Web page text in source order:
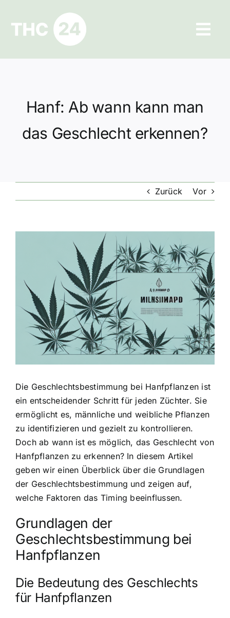
springen
Ratgeber
Datenschutz
Hanf: Ab wann kann man
das Geschlecht erkennen?
Zurück Vor
Die Geschlechtsbestimmung bei Hanfpflanzen ist
ein entscheidender Schritt für jeden Züchter. Sie
ermöglicht es, männliche und weibliche Pflanzen
zu identifizieren und gezielt zu kontrollieren.
Doch ab wann ist es möglich, das Geschlecht von
Hanfpflanzen zu erkennen? In diesem Artikel
geben wir einen Überblick über die Grundlagen
der Geschlechtsbestimmung und zeigen auf,
welche Faktoren das Timing beeinflussen.
Grundlagen der
Geschlechtsbestimmung bei
Hanfpflanzen
Die Bedeutung des Geschlechts
für Hanfpflanzen